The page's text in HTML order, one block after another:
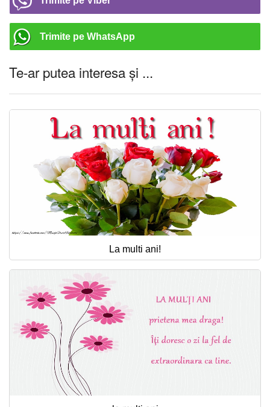
Trimite pe WhatsApp
Te-ar putea interesa și ...
La multi ani!